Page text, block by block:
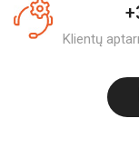
Klientų